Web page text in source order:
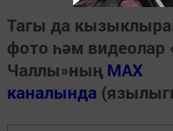
Тагы да
фото һәм видеолар
Чаллы»ның MAX
каналында